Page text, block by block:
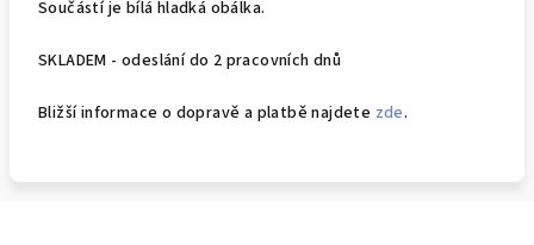
Součástí je bílá hladká obálka.
SKLADEM - odeslání do 2 pracovních dnů
Bližší informace o dopravě a platbě najdete zde.